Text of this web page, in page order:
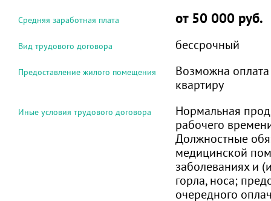
Средняя заработная плата от 50 000 руб.
Вид трудового договора бессрочный
Предоставление жилого помещения
Возможна
квартиру
Иные условия трудового договора
Нормальная
рабочего
Должностные
медицинской
заболеваниях и
горла, носа;
очередного